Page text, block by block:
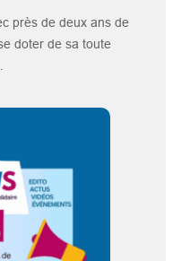
près de deux ans de
doter de sa toute